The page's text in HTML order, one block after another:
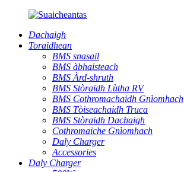
Dachaigh
Toraidhean
BMS snasail
BMS àbhaisteach
BMS Àrd-shruth
BMS Stòraidh Lùtha RV
BMS Cothromachaidh Gnìomhach
BMS Tòiseachaidh Truca
BMS Stòraidh Dachaigh
Cothromaiche Gnìomhach
Daly Charger
Accessories
Daly Charger